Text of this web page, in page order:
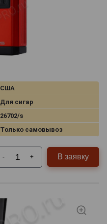
США
Для сигар
26702/s
Только самовывоз
- + В заявку